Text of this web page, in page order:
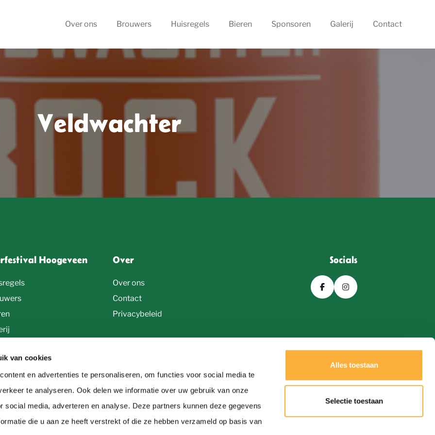
van cookies
en advertenties te personaliseren, om functies voor social media te
te analyseren. Ook delen we informatie over uw gebruik van onze
social media, adverteren en analyse. Deze partners kunnen deze gegevens
die u aan ze heeft verstrekt of die ze hebben verzameld op basis van
Alles toestaan
Selectie toestaan
Over ons
Brouwers Huisregels Bieren Sponsoren Galerij Contact
Veldwachter
Hoogeveen Over
Over ons
Contact
Privacybeleid
Socials